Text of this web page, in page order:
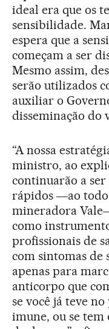
ideal era que os
sensibilidade.
espera que a
começam a ser
Mesmo assim,
serão utilizados
auxiliar o
disseminação do
“A nossa
ministro, ao
continuarão a ser
rápidos ―ao
mineradora
como
profissionais de
com sintomas de
apenas para
anticorpo que
se você já teve no
imune, ou se